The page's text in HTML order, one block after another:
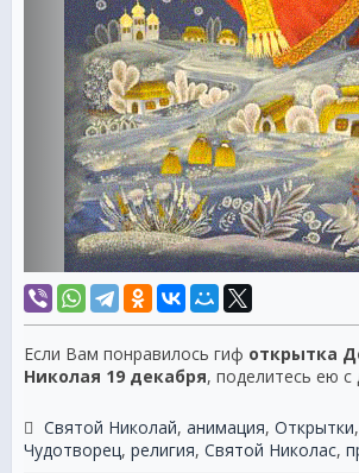
Если Вам понравилось гиф открытка
Николая 19 декабря, поделитесь ею с
Святой Николай, анимация, Открытки,
Чудотворец, религия, Святой Николас,